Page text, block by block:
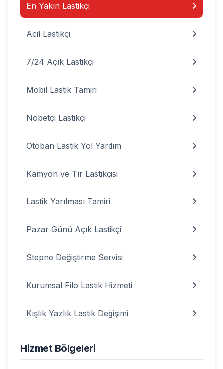
En Yakın Lastikçi
Acil Lastikçi
7/24 Açık Lastikçi
Mobil Lastik Tamiri
Nöbetçi Lastikçi
Otoban Lastik Yol Yardım
Kamyon ve Tır Lastikçisi
Lastik Yarılması Tamiri
Pazar Günü Açık Lastikçi
Stepne Değiştirme Servisi
Kurumsal Filo Lastik Hizmeti
Kışlık Yazlık Lastik Değişimi
Hizmet Bölgeleri